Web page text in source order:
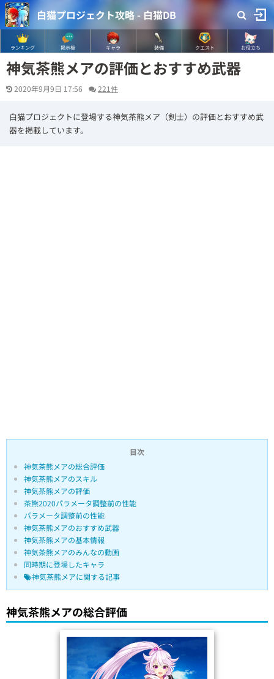
白猫プロジェクト攻略 - 白猫DB
ランキング 掲示板 キャラ 装備 クエスト お役立ち
神気茶熊メアの評価とおすすめ武器
2020年9月9日 17:56 221件
白猫プロジェクトに登場する神気茶熊メア（剣士）の評価とおすすめ武
器を掲載しています。
目次
神気茶熊メアの総合評価
神気茶熊メアのスキル
神気茶熊メアの評価
茶熊2020パラメータ調整前の性能
パラメータ調整前の性能
神気茶熊メアのおすすめ武器
神気茶熊メアの基本情報
神気茶熊メアのみんなの動画
同時期に登場したキャラ
神気茶熊メアに関する記事
神気茶熊メアの総合評価